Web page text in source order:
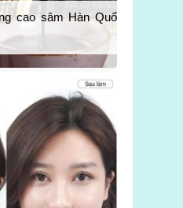
cao sâm Hàn Quốc